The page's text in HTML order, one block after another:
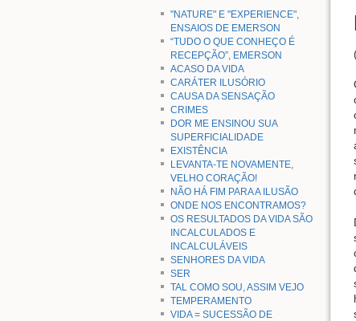
"NATURE" E "EXPERIENCE",
ENSAIOS DE EMERSON
“TUDO O QUE CONHEÇO É
RECEPÇÃO”, EMERSON
ACASO DA VIDA
CARÁTER ILUSÓRIO
CAUSA DA SENSAÇÃO
CRIMES
DOR ME ENSINOU SUA
SUPERFICIALIDADE
EXISTÊNCIA
LEVANTA-TE NOVAMENTE,
VELHO CORAÇÃO!
NÃO HÁ FIM PARA A ILUSÃO
ONDE NOS ENCONTRAMOS?
OS RESULTADOS DA VIDA SÃO
INCALCULADOS E
INCALCULÁVEIS
SENHORES DA VIDA
SER
TAL COMO SOU, ASSIM VEJO
TEMPERAMENTO
VIDA = SUCESSÃO DE